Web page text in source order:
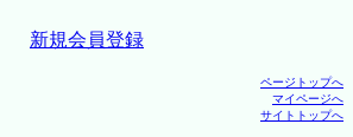
新規会員登録
ページトップへ
マイページへ
サイトトップへ